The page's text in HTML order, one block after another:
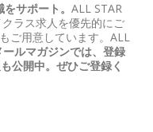
サポート。 ALL STAR
ラス求人を優先的にご
ご用意しています。ALL
ールマガジンでは、登録
公開中。ぜひご登録く